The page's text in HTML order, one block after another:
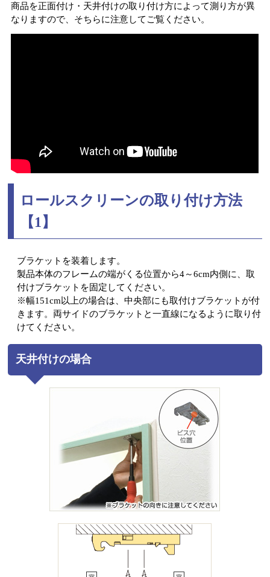
商品を正面付け・天井付けの取り付け方によって測り方が異
なりますので、そちらに注意してご覧ください。
ロールスクリーンの取り付け方法
【1】
ブラケットを装着します。
製品本体のフレームの端がくる位置から4～6cm内側に、取
付けブラケットを固定してください。
※幅151cm以上の場合は、中央部にも取付けブラケットが付
きます。両サイドのブラケットと一直線になるように取り付
けてください。
天井付けの場合